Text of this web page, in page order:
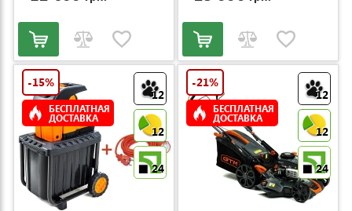
12
12
24
-15%
БЕСПЛАТНАЯ
ДОСТАВКА
12
12
24
-21%
БЕСПЛАТНАЯ
ДОСТАВКА